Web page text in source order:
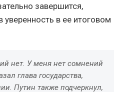
завершится,
в ее итоговом
нет. У меня нет сомнений
глава государства,
Путин также подчеркнул,